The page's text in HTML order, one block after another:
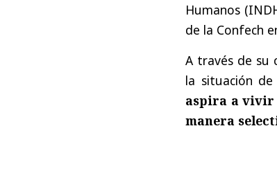
Humanos
de la Confech
A través de su
la situación
aspira a vivir
manera